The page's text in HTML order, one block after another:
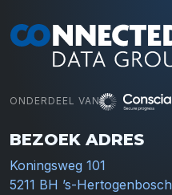
ONDERDEEL VAN
BEZOEK ADRES
Koningsweg 101
5211 BH ’s-Hertogenbosch